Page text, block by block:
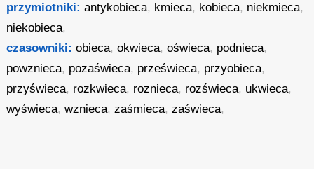
przymiotniki: antykobieca, kmieca, kobieca, niekmieca,
niekobieca,
czasowniki: obieca,okwieca,oświeca, podnieca,
powznieca, pozaświeca, prześwieca, przyobieca,
przyświeca, rozkwieca, roznieca, rozświeca, ukwieca,
wyświeca,wznieca,zaśmieca,zaświeca,